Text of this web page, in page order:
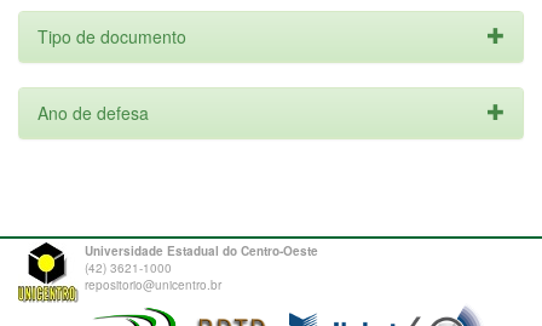
Tipo de documento
Ano de defesa
Universidade Estadual do Centro-Oeste
(42) 3621-1000
repositorio@unicentro.br